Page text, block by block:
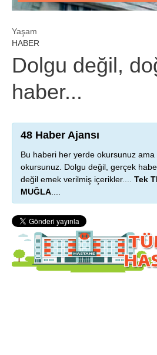
Yaşam
HABER
Dolgu değil,
haber...
48 Haber Ajansı
Bu haberi her yerde okursunuz ama
okursunuz. Dolgu değil, gerçek
değil emek verilmiş içerikler.... Tek
MUĞLA